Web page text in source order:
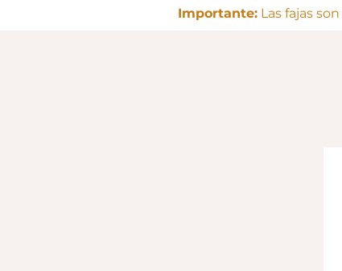
Importante:Las fajas